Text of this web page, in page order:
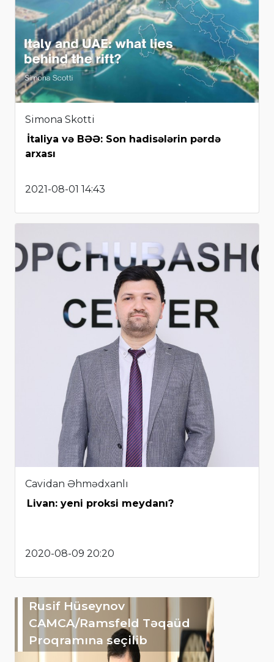
Simona Skotti
İtaliya və BƏƏ: Son hadisələrin pərdə
arxası
2021-08-01 14:43
Cavidan Əhmədxanlı
Livan: yeni proksi meydanı?
2020-08-09 20:20
Rusif Hüseynov
CAMCA/Ramsfeld Təqaüd
Proqramına seçilib